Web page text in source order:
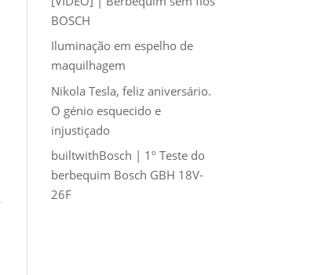
BOSCH
Iluminação em espelho de
maquilhagem
Nikola Tesla, feliz aniversário.
O génio esquecido e
injustiçado
builtwithBosch | 1º Teste do
berbequim Bosch GBH 18V-
26F